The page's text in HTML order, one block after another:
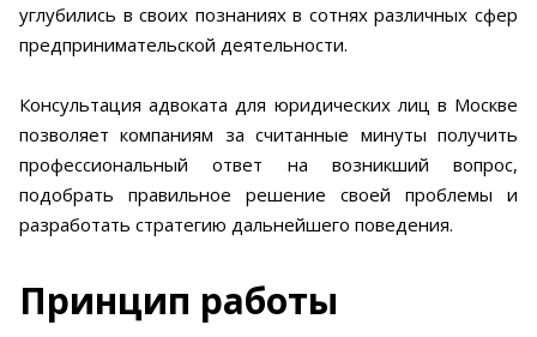
углубились в своих познаниях в сотнях различных сфер
предпринимательской деятельности.
Консультация адвоката для юридических лиц в Москве
позволяет компаниям за считанные минуты получить
профессиональный ответ на возникший вопрос,
подобрать правильное решение своей проблемы и
разработать стратегию дальнейшего поведения.
Принцип работы